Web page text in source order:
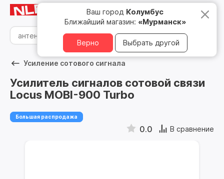
Мурманск
Ваш город Колумбус
Ближайший магазин: «Мурманск»
Верно Выбрать другой
8 800 500 05 15
Усиление сотового сигнала
Усилитель сигналов сотовой связи
Locus MOBI-900 Turbo
Большая распродажа
0.0 В сравнение